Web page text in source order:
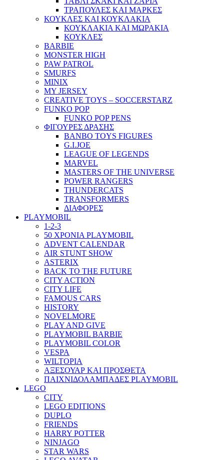
ΤΡΑΠΟΥΛΕΣ ΚΑΙ ΜΑΡΚΕΣ
ΚΟΥΚΛΕΣ ΚΑΙ ΚΟΥΚΛΑΚΙΑ
ΚΟΥΚΛΑΚΙΑ ΚΑΙ ΜΩΡΑΚΙΑ
ΚΟΥΚΛΕΣ
BARBIE
MONSTER HIGH
PAW PATROL
SMURFS
MINIX
MY JERSEY
CREATIVE TOYS – SOCCERSTARZ
FUNKO POP
FUNKO POP PENS
ΦΙΓΟΥΡΕΣ ΔΡΑΣΗΣ
BANBO TOYS FIGURES
G.I.JOE
LEAGUE OF LEGENDS
MARVEL
MASTERS OF THE UNIVERSE
POWER RANGERS
THUNDERCATS
TRANSFORMERS
ΔΙΑΦΟΡΕΣ
PLAYMOBIL
1-2-3
50 ΧΡΟΝΙΑ PLAYMOBIL
ADVENT CALENDAR
AIR STUNT SHOW
ASTERIX
BACK TO THE FUTURE
CITY ACTION
CITY LIFE
FAMOUS CARS
HISTORY
NOVELMORE
PLAY AND GIVE
PLAYMOBIL BARBIE
PLAYMOBIL COLOR
VESPA
WILTOPIA
ΑΞΕΣΟΥΑΡ ΚΑΙ ΠΡΟΣΘΕΤΑ
ΠΑΙΧΝΙΔΟΛΑΜΠΑΔΕΣ PLAYMOBIL
LEGO
CITY
LEGO EDITIONS
DUPLO
FRIENDS
HARRY POTTER
NINJAGO
STAR WARS